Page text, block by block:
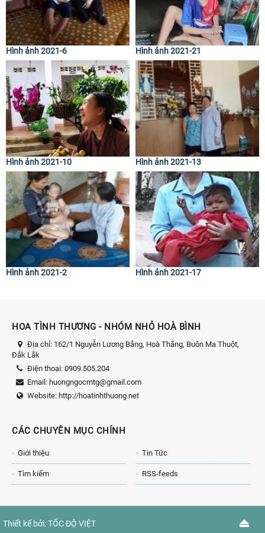
Hình ảnh 2021-6 Hình ảnh 2021-21
Hình ảnh 2021-10 Hình ảnh 2021-13
Hình ảnh 2021-2 Hình ảnh 2021-17
HOA TÌNH THƯƠNG - NHÓM NHỎ HOÀ BÌNH
Địa chỉ: 162/1 Nguyễn Lương Bằng, Hoà Thắng, Buôn Ma Thuột,
Đắk Lắk
Điện thoại: 0909.505.204
Email: huongngocmtg@gmail.com
Website: http://hoatinhthuong.net
CÁC CHUYÊN MỤC CHÍNH
Giới thiệu Tin Tức
Tìm kiếm RSS-feeds
Thiết kế bởi:TỐC ĐỘ VIỆT